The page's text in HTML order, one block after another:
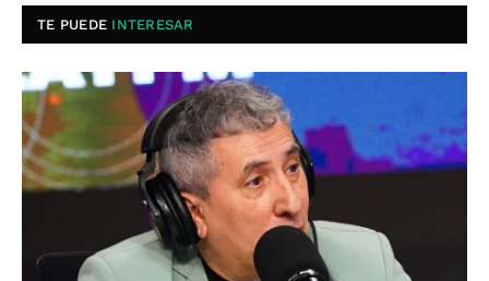
TE PUEDE INTERESAR